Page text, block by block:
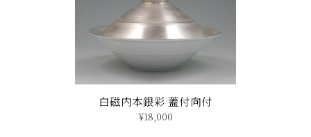
白磁内本銀彩 蓋付向付
¥18,000